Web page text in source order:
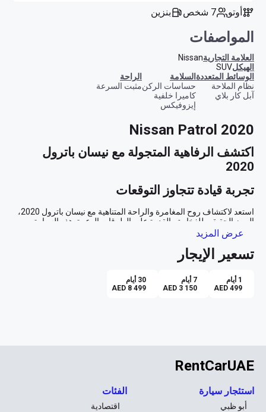
أوتو 7 شخص بنزين
المواصفات
العلامة التجاريةNissan
الهيكلSUV
الوسائط المتعددة
نظام الملاحة
آبل كار بلاي
السلامة
حساسات الركن
كاميرا خلفية
إيزوفيكس
الراحة
مثبت السرعة
Nissan Patrol 2020
2020
تجربة قيادة تتجاوز التوقعات
تصميم يلفت الأنظار
عرض المزيد
تسعير الإيجار
1 أيام
AED 499
7 أيام
AED 3 150
30 أيام
AED 8 499
RentCarUAE
استئجار سيارة
أبو ظبي
الفئات
اقتصادية